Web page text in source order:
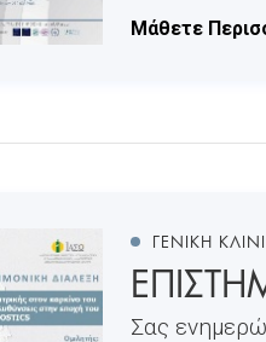
Μάθετε
ΓΕΝΙΚΗ
Σας